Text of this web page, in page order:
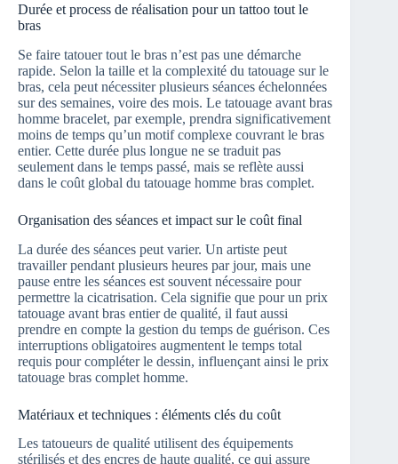
Durée et process de réalisation pour un tattoo tout le
bras
Se faire tatouer tout le bras n’est pas une démarche
rapide. Selon la taille et la complexité du tatouage sur le
bras, cela peut nécessiter plusieurs séances échelonnées
sur des semaines, voire des mois. Le tatouage avant bras
homme bracelet, par exemple, prendra significativement
moins de temps qu’un motif complexe couvrant le bras
entier. Cette durée plus longue ne se traduit pas
seulement dans le temps passé, mais se reflète aussi
dans le coût global du tatouage homme bras complet.
Organisation des séances et impact sur le coût final
La durée des séances peut varier. Un artiste peut
travailler pendant plusieurs heures par jour, mais une
pause entre les séances est souvent nécessaire pour
permettre la cicatrisation. Cela signifie que pour un prix
tatouage avant bras entier de qualité, il faut aussi
prendre en compte la gestion du temps de guérison. Ces
interruptions obligatoires augmentent le temps total
requis pour compléter le dessin, influençant ainsi le prix
tatouage bras complet homme.
Matériaux et techniques : éléments clés du coût
Les tatoueurs de qualité utilisent des équipements
stérilisés et des encres de haute qualité, ce qui assure